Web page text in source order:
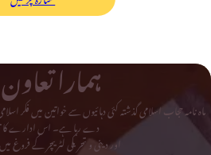
ہمارا
ماہ نامہ حجاب اسلامی گذشتہ کئی دہائیوں سے خواتین میں
دے رہا ہے۔ اس ادارے کا
اور دینی و تحریکی لٹریچر کے فروغ